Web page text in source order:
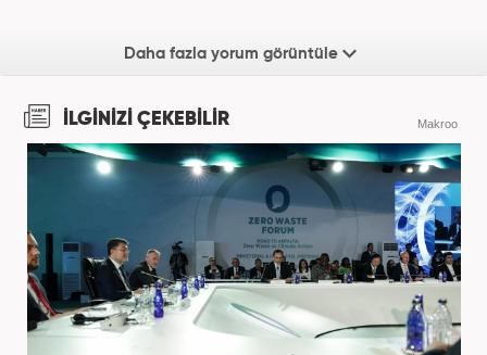
Daha fazla yorum görüntüle
İLGİNİZİ ÇEKEBİLİR Makroo